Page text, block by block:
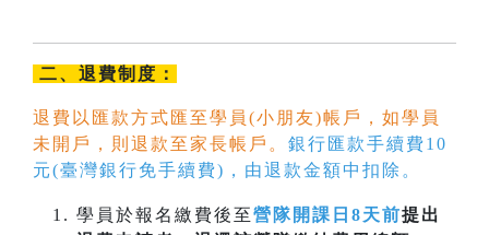
二、退費制度：
退費以匯款方式匯至學員(小朋友)帳戶，如學員
未開戶，則退款至家長帳戶。 銀行匯款手續費10
元(臺灣銀行免手續費)，由退款金額中扣除。
學員於報名繳費後至營隊開課日8天前提出